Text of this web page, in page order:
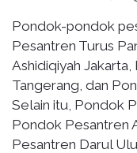
Pondok-pondok
Pesantren Turus
Ashidiqiyah
Tangerang, dan
Selain itu, Pondok
Pondok Pesantren
Pesantren Darul